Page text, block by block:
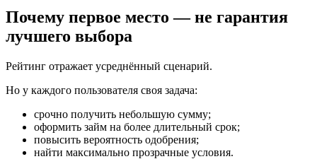
Почему первое место — не гарантия
лучшего выбора
Рейтинг отражает усреднённый сценарий.
Но у каждого пользователя своя задача:
срочно получить небольшую сумму;
оформить займ на более длительный срок;
повысить вероятность одобрения;
найти максимально прозрачные условия.